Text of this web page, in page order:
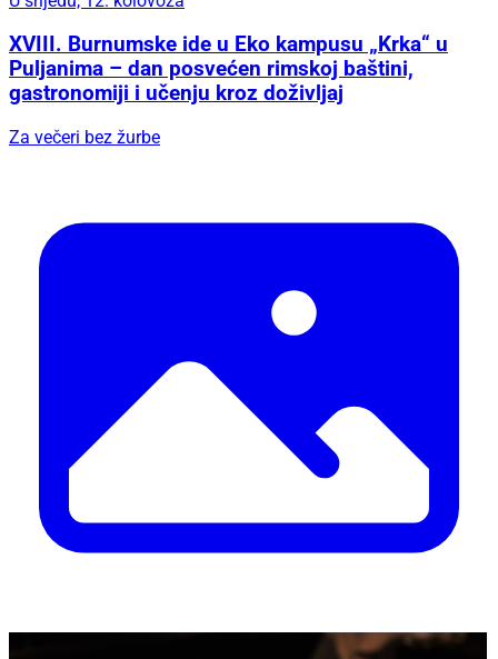
XVIII. Burnumske ide u Eko kampusu „Krka“ u
Puljanima – dan posvećen rimskoj baštini,
gastronomiji i učenju kroz doživljaj
Za večeri bez žurbe